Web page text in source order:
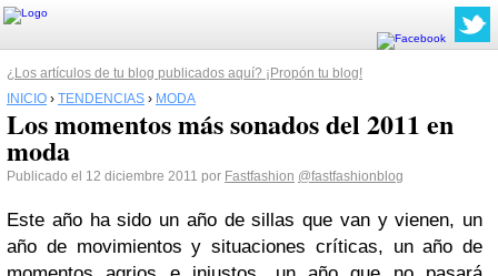
¿Los artículos de tu blog publicados aquí? ¡Propón tu blog!
INICIO › TENDENCIAS › MODA
Los momentos más sonados del 2011 en
moda
Publicado el 12 diciembre 2011 por Fastfashion @fastfashionblog
Este año ha sido un año de sillas que van y vienen, un
año de movimientos y situaciones críticas, un año de